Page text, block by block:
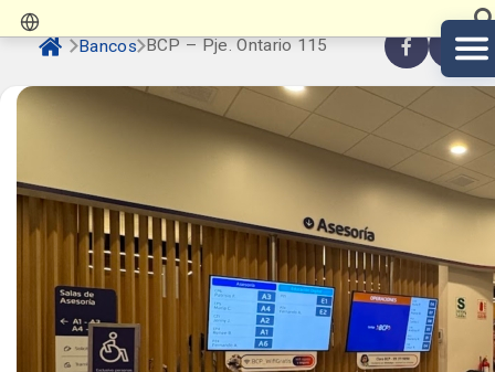
Bancos BCP – Pje. Ontario 115